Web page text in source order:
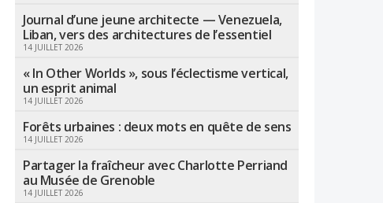
Journal d’une jeune architecte — Venezuela,
Liban, vers des architectures de l’essentiel
14 JUILLET 2026
« In Other Worlds », sous l’éclectisme vertical,
un esprit animal
14 JUILLET 2026
Forêts urbaines : deux mots en quête de sens
14 JUILLET 2026
Partager la fraîcheur avec Charlotte Perriand
au Musée de Grenoble
14 JUILLET 2026